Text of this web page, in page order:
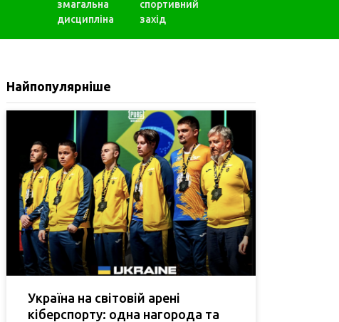
змагальна
дисципліна
спортивний
захід
Найпопулярніше
Україна на світовій арені
кіберспорту: одна нагорода та